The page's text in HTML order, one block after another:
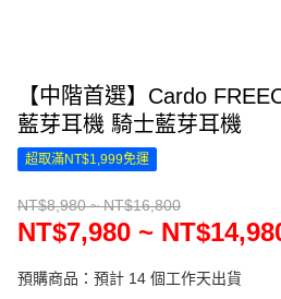
【中階首選】Cardo
藍芽耳機 騎士藍芽耳機
超取滿NT$1,999免運
NT$8,980 ~ NT$16,800
NT$7,980 ~
預購商品：預計 14 個工作天出貨